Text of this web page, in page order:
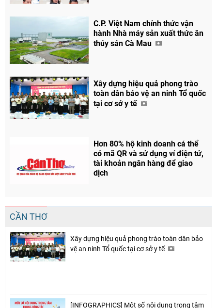
C.P. Việt Nam chính thức vận
hành Nhà máy sản xuất thức ăn
thủy sản Cà Mau
Xây dựng hiệu quả phong trào
toàn dân bảo vệ an ninh Tổ quốc
tại cơ sở y tế
Hơn 80% hộ kinh doanh cá thể
có mã QR và sử dụng ví điện tử,
tài khoản ngân hàng để giao
dịch
CẦN THƠ
Xây dựng hiệu quả phong trào toàn dân bảo
vệ an ninh Tổ quốc tại cơ sở y tế
[INFOGRAPHICS] Một số nội dung trọng tâm